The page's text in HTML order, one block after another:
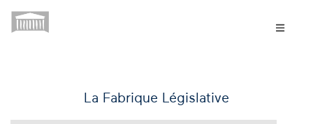
La Fabrique Législative